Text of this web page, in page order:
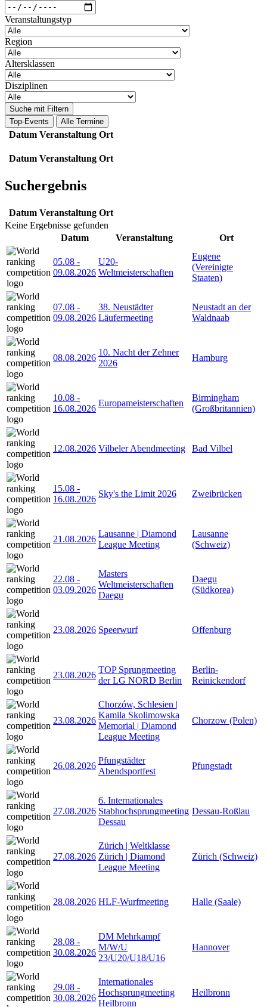
Veranstaltungstyp
Region
Altersklassen
Disziplinen
Suche mit Filtern
Top-Events
Alle Termine
Datum Veranstaltung Ort
Datum Veranstaltung Ort
Suchergebnis
Datum Veranstaltung Ort
Keine Ergebnisse gefunden
Datum
Veranstaltung Ort
05.08 -
09.08.2026
U20-
Weltmeisterschaften
Eugene
(Vereinigte
Staaten)
07.08 -
09.08.2026
38. Neustädter
Läufermeeting
Neustadt an der
Waldnaab
08.08.2026
10. Nacht der Zehner
2026
Hamburg
10.08 -
16.08.2026
Europameisterschaften
Birmingham
(Großbritannien)
12.08.2026 Vilbeler Abendmeeting Bad Vilbel
15.08 -
16.08.2026
Sky's the Limit 2026 Zweibrücken
21.08.2026
Lausanne | Diamond
League Meeting
Lausanne
(Schweiz)
22.08 -
03.09.2026
Masters
Weltmeisterschaften
Daegu
Daegu
(Südkorea)
23.08.2026 Speerwurf Offenburg
23.08.2026
TOP Sprungmeeting
der LG NORD Berlin
Berlin-
Reinickendorf
23.08.2026
Chorzów, Schlesien |
Kamila Skolimowska
Memorial | Diamond
League Meeting
Chorzow (Polen)
26.08.2026
Pfungstädter
Abendsportfest
Pfungstadt
27.08.2026
6. Internationales
Stabhochsprungmeeting
Dessau
Dessau-Roßlau
27.08.2026
Zürich | Weltklasse
Zürich | Diamond
League Meeting
Zürich (Schweiz)
28.08.2026 HLF-Wurfmeeting Halle (Saale)
28.08 -
30.08.2026
DM Mehrkampf
M/W/U
23/U20/U18/U16
Hannover
29.08 -
30.08.2026
Internationales
Hochsprungmeeting
Heilbronn
Heilbronn